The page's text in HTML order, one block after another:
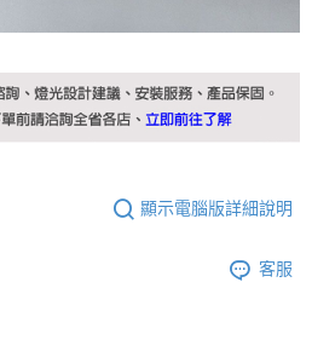
顯示電腦版詳細說明
客服